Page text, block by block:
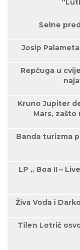
Seine
Josip
Repčuga u
Kruno Jupiter
Mars,
Banda turizma
LP „ Boa II –
Živa Voda i
Tilen Lotrič